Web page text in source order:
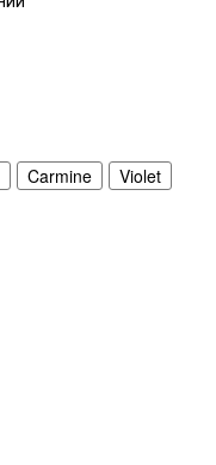
Carmine
Violet